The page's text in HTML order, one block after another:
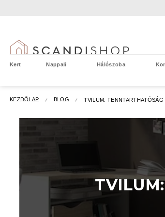
Kert Nappali Hálószoba
KEZDŐLAP BLOG TVILUM: